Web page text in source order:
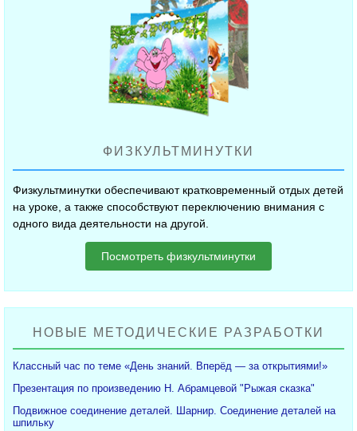
ФИЗКУЛЬТМИНУТКИ
Физкультминутки обеспечивают кратковременный отдых детей
на уроке, а также способствуют переключению внимания с
одного вида деятельности на другой.
Посмотреть физкультминутки
НОВЫЕ МЕТОДИЧЕСКИЕ РАЗРАБОТКИ
Классный час по теме «День знаний. Вперёд — за открытиями!»
Презентация по произведению Н. Абрамцевой "Рыжая сказка"
Подвижное соединение деталей. Шарнир. Соединение деталей на
шпильку